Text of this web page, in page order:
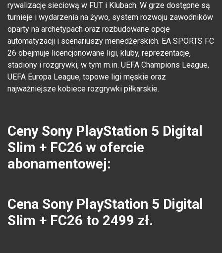
rywalizację sieciową w FUT i Klubach. W grze dostępne są
turnieje i wydarzenia na żywo, system rozwoju zawodników
oparty na archetypach oraz rozbudowane opcje
automatyzacji i scenariuszy menedżerskich. EA SPORTS FC
26 obejmuje licencjonowane ligi, kluby, reprezentacje,
stadiony i rozgrywki, w tym m.in. UEFA Champions League,
UEFA Europa League, topowe ligi męskie oraz
najważniejsze kobiece rozgrywki piłkarskie.
Ceny Sony PlayStation 5 Digital
Slim + FC26 w ofercie
abonamentowej:
Cena Sony PlayStation 5 Digital
Slim + FC26 to 2499 zł.